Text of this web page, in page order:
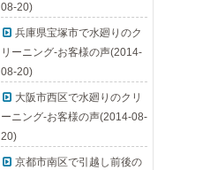
08-20)
兵庫県宝塚市で水廻りのク
リーニング-お客様の声(2014-
08-20)
大阪市西区で水廻りのクリ
ーニング-お客様の声(2014-08-
20)
京都市南区で引越し前後の